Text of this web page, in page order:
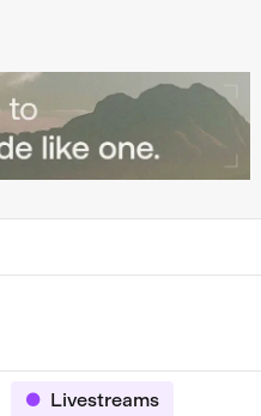
Livestreams